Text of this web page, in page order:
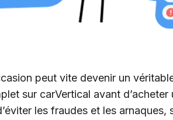
peut vite devenir un
sur carVertical avant
les fraudes et les arnaques,